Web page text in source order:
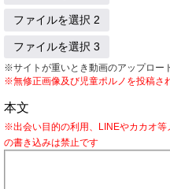
ファイルを選択 2
ファイルを選択 3
※サイトが重いとき動画のアップロー
※無修正画像及び児童ポルノを投稿さ
本文
※出会い目的の利用、LINEやカカオ
の書き込みは禁止です